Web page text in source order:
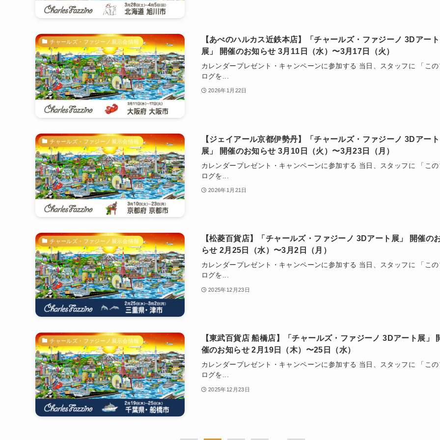
チャールズ・ファジーノ展示会情報
【あべのハルカス近鉄本店】「チャールズ・ファジーノ 3Dアート
展」 開催のお知らせ 3月11日（水）〜3月17日（火）
カレンダープレゼント・キャンペーンに参加する 当日、スタッフに 「こ
ログを...
2026年1月22日
チャールズ・ファジーノ展示会情報
【ジェイアール京都伊勢丹】「チャールズ・ファジーノ 3Dアート
展」 開催のお知らせ 3月10日（火）〜3月23日（月）
カレンダープレゼント・キャンペーンに参加する 当日、スタッフに 「こ
ログを...
2026年1月21日
チャールズ・ファジーノ展示会情報
【松菱百貨店】「チャールズ・ファジーノ 3Dアート展」 開催の
らせ 2月25日（水）〜3月2日（月）
カレンダープレゼント・キャンペーンに参加する 当日、スタッフに 「こ
ログを...
2025年12月23日
チャールズ・ファジーノ展示会情報
【東武百貨店 船橋店】「チャールズ・ファジーノ 3Dアート展」
催のお知らせ 2月19日（木）〜25日（水）
カレンダープレゼント・キャンペーンに参加する 当日、スタッフに 「こ
ログを...
2025年12月23日